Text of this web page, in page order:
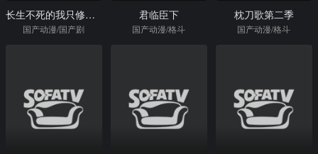
长生不死的我只修禁术动态漫画第1季
国产动漫/国产剧
君临臣下
国产动漫/格斗
枕刀歌第二季
国产动漫/格斗